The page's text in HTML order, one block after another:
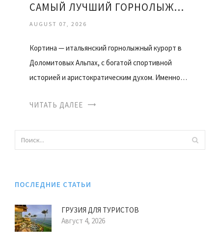
САМЫЙ ЛУЧШИЙ ГОРНОЛЫЖНЫЙ КУРОРТ
AUGUST 07, 2026
Кортина — итальянский горнолыжный курорт в
Доломитовых Альпах, с богатой спортивной
историей и аристократическим духом. Именно…
ЧИТАТЬ ДАЛЕЕ
ПОСЛЕДНИЕ СТАТЬИ
ГРУЗИЯ ДЛЯ ТУРИСТОВ
Август 4, 2026